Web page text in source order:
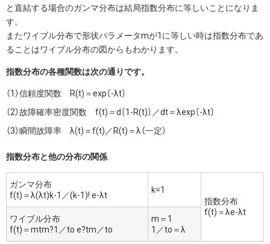
と直結する場合のガンマ分布は結局指数分布に等しいことになりま
す。
またワイブル分布で形状パラメータmが1に等しい時は指数分布であ
ることはワイブル分布の図からもわかります。
指数分布の各種関数は次の通りです。
信頼度関数 R(t)＝exp〔-λt〕
故障確率密度関数 f(t)＝d〔1-R(t)〕／dt＝λexp〔-λt〕
瞬間故障率 λ(t)＝f(t)／R(t)＝λ（一定）
指数分布と他の分布の関係
ガンマ分布
f(t)＝λ(λt)k-1／(k-1)! e-λt
k=1
指数分布
f(t)＝λe-λt
ワイブル分布
f(t)＝mtm?1／to e?tm／to
m＝1
1／to＝λ